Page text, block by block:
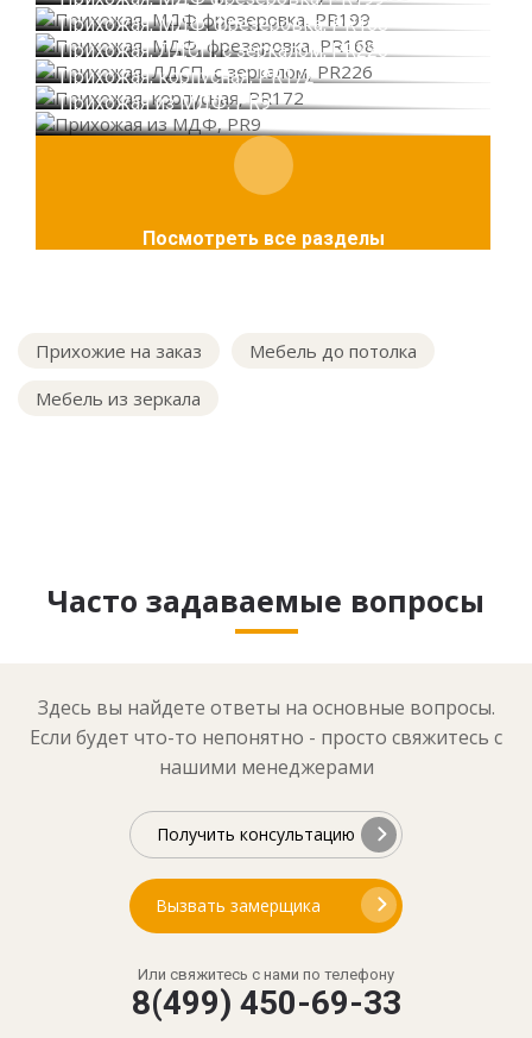
Прихожая, МДФ, фрезеровка, PR168
Прихожая, ЛДСП, с зеркалом, PR226
Прихожая, корпусная, PR172
Прихожая из МДФ, PR9
Посмотреть все разделы
Прихожие на заказ
Мебель до потолка
Мебель из зеркала
Часто задаваемые вопросы
Здесь вы найдете ответы на основные вопросы.
Если будет что-то непонятно - просто свяжитесь с
нашими менеджерами
Получить консультацию
Вызвать замерщика
Или свяжитесь с нами по телефону
8(499) 450-69-33